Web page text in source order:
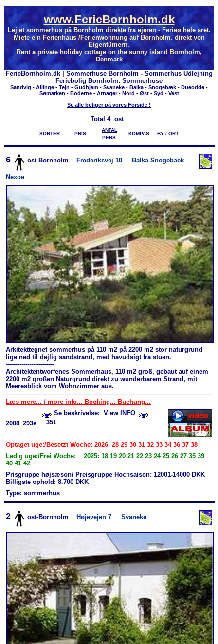
www.FerieBornholm.dk
Lej et sommerhus på Bornholm direkte fra ejeren - Ferieø hele året.
Miete ein Ferienhaus /Ferienwohnung auf Bornholm, direkt von
Eigentümern.
Rent a private holiday cottage on the sunny island Bornholm,
Denmark
FerieBornholm.dk | Sommerhuse Bornholm - Sommerhus Udlejning
Feriebolig Bornholm: Sommerhuse
Sandvig - Allinge - Tejn - Gudhjem - Svaneke - Balka - Snogebæk - Dueodde -
Sømarken - Boderne- Arnager- Nord - Øst- Syd - Vest
Se alle boliger på vores Forside !
Total 4 ost
SORTER: PRIS
ANTAL
PERS.
KOMPAS BY / ORT
6 ost-Bornholm Frederiksvej 10 Balka Snogebaek
Nexoe
Arkitekttegnet sommerhus på 110 m2 på 2200 m2 stor naturgrund
lige ned til dejlig sandstrand, med havudsigt fra stuen.
-------------------------
Architektentworfenes Sommerhaus, 110 m2 groß, gebaut auf einem
2200 m2 großen Naturgrund direkt zu wunderbarem Strand, mit
Meeresblick vom Wohnzimmer aus.
Læs mere... / more info... Booking... Buchung...
2008_293e
Se beskrivelse; View INFO
351
Optaget uge:/Besetzt Woche: 2026: 28 29 30 31 32 33 34 36 37 38
Ledig uge:/Frei Woche: 2025: 18 19 20 21 22 23 24 25 26 27 35 39
40 41 42
Prisgruppe højsæson/ Preisgruppe Hochsaison: 12001-14000 DKK
Billigste ophold: 8.700 DKK
Type: sommerhus
2 ost-Bornholm Højevejen 7 Svaneke